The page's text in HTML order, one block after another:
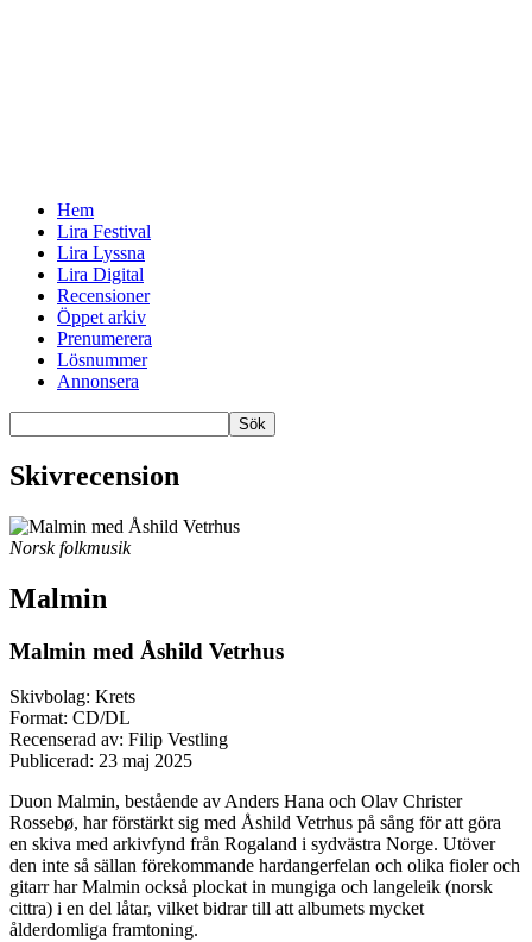
Hem
Lira Festival
Lira Lyssna
Lira Digital
Recensioner
Öppet arkiv
Prenumerera
Lösnummer
Annonsera
Skivrecension
Norsk folkmusik
Malmin
Malmin med Åshild Vetrhus
Skivbolag: Krets
Format: CD/DL
Recenserad av: Filip Vestling
Publicerad: 23 maj 2025
Duon Malmin, bestående av Anders Hana och Olav Christer
Rossebø, har förstärkt sig med Åshild Vetrhus på sång för att göra
en skiva med arkivfynd från Rogaland i sydvästra Norge. Utöver
den inte så sällan förekommande hardangerfelan och olika fioler och
gitarr har Malmin också plockat in mungiga och langeleik (norsk
cittra) i en del låtar, vilket bidrar till att albumets mycket
ålderdomliga framtoning.